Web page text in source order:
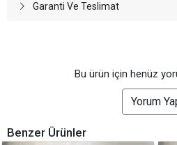
Garanti Ve Teslimat
Bu ürün için henüz
Yorum
Benzer Ürünler